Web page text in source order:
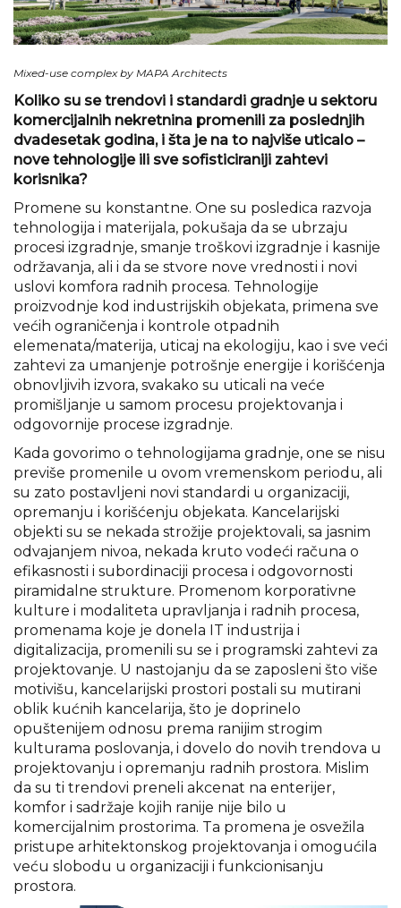
Mixed-use complex by MAPA Architects
Koliko su se trendovi i standardi gradnje u sektoru
komercijalnih nekretnina promenili za poslednjih
dvadesetak godina, i šta je na to najviše uticalo –
nove tehnologije ili sve sofisticiraniji zahtevi
korisnika?
Promene su konstantne. One su posledica razvoja
tehnologija i materijala, pokušaja da se ubrzaju
procesi izgradnje, smanje troškovi izgradnje i kasnije
održavanja, ali i da se stvore nove vrednosti i novi
uslovi komfora radnih procesa. Tehnologije
proizvodnje kod industrijskih objekata, primena sve
većih ograničenja i kontrole otpadnih
elemenata/materija, uticaj na ekologiju, kao i sve veći
zahtevi za umanjenje potrošnje energije i korišćenja
obnovljivih izvora, svakako su uticali na veće
promišljanje u samom procesu projektovanja i
odgovornije procese izgradnje.
Kada govorimo o tehnologijama gradnje, one se nisu
previše promenile u ovom vremenskom periodu, ali
su zato postavljeni novi standardi u organizaciji,
opremanju i korišćenju objekata. Kancelarijski
objekti su se nekada strožije projektovali, sa jasnim
odvajanjem nivoa, nekada kruto vodeći računa o
efikasnosti i subordinaciji procesa i odgovornosti
piramidalne strukture. Promenom korporativne
kulture i modaliteta upravljanja i radnih procesa,
promenama koje je donela IT industrija i
digitalizacija, promenili su se i programski zahtevi za
projektovanje. U nastojanju da se zaposleni što više
motivišu, kancelarijski prostori postali su mutirani
oblik kućnih kancelarija, što je doprinelo
opuštenijem odnosu prema ranijim strogim
kulturama poslovanja, i dovelo do novih trendova u
projektovanju i opremanju radnih prostora. Mislim
da su ti trendovi preneli akcenat na enterijer,
komfor i sadržaje kojih ranije nije bilo u
komercijalnim prostorima. Ta promena je osvežila
pristupe arhitektonskog projektovanja i omogućila
veću slobodu u organizaciji i funkcionisanju
prostora.